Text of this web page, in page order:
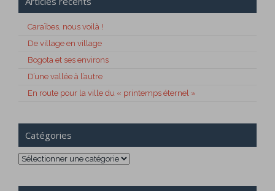
Caraïbes, nous voilà !
De village en village
Bogota et ses environs
D’une vallée à l’autre
En route pour la ville du « printemps éternel »
Catégories
Catégories